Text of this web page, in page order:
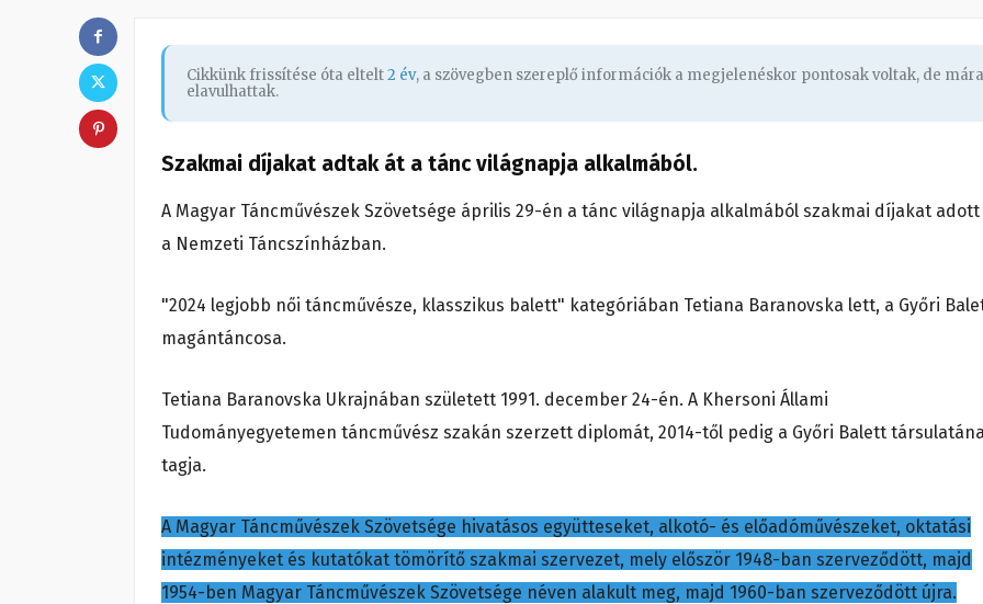
Cikkünk frissítése óta eltelt2 év, a szövegben szereplő információk a megjelenéskor pontosak voltak, de mára
elavulhattak.
Szakmai díjakat adtak át a tánc világnapja alkalmából.
A Magyar Táncművészek Szövetsége április 29-én a tánc világnapja alkalmából szakmai díjakat
a Nemzeti Táncszínházban.
"2024 legjobb női táncművésze, klasszikus balett" kategóriában Tetiana Baranovska lett, a Győri
magántáncosa.
Tetiana Baranovska Ukrajnában született 1991. december 24-én. A Khersoni Állami
Tudományegyetemen táncművész szakán szerzett diplomát, 2014-től pedig a Győri Balett
tagja.
A Magyar Táncművészek Szövetsége hivatásos együtteseket, alkotó- és előadóművészeket, oktatási
intézményeket és kutatókat tömörítő szakmai szervezet, mely először 1948-ban szerveződött, majd
1954-ben Magyar Táncművészek Szövetsége néven alakult meg, majd 1960-ban szerveződött újra.